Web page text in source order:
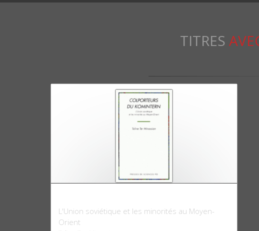
TITRES
L'Union soviétique et les minorités au Moyen-
Orient